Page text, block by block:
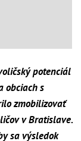
potenciál
obciach s
zmobilizovať
v Bratislave.
sa výsledok